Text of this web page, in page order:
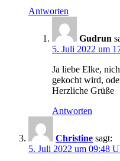
Antworten
Gudrun
5. Juli 2022 um
Ja liebe Elke,
gekocht wird,
Herzliche Grüße
Antworten
Christine sagt:
5. Juli 2022 um 09:48